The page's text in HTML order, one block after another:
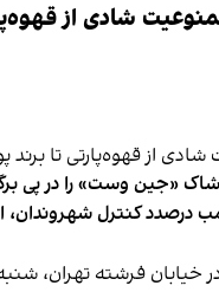
شادی از
«جین وست» را در پی
درصدد کنترل شهروندان،